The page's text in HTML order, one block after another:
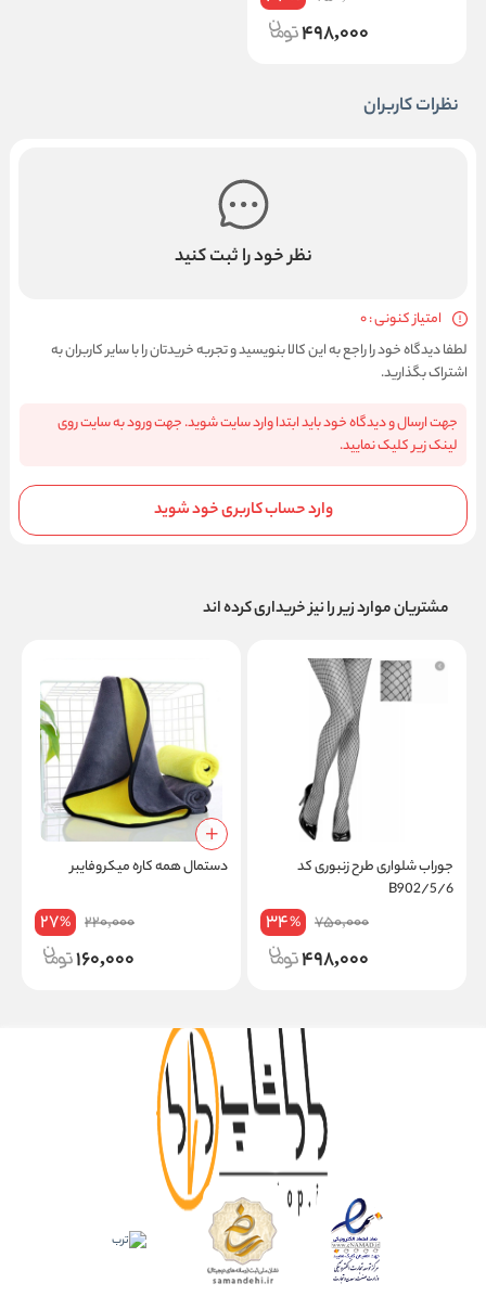
498,000
نظرات کاربران
نظر خود را ثبت کنید
امتیاز کنونی : 0
لطفا دیدگاه خود را راجع به این کالا بنویسید و تجربه خریدتان را با سایر کاربران به
اشتراک بگذارید.
جهت ارسال و دیدگاه خود باید ابتدا وارد سایت شوید. جهت ورود به سایت روی
لینک زیر کلیک نمایید.
وارد حساب کاربری خود شوید
مشتریان موارد زیر را نیز خریداری کرده اند
جوراب شلواری طرح زنبوری کد
B902/5/6
750,000
34%
498,000
دستمال همه کاره میکروفایبر
220,000
27%
160,000